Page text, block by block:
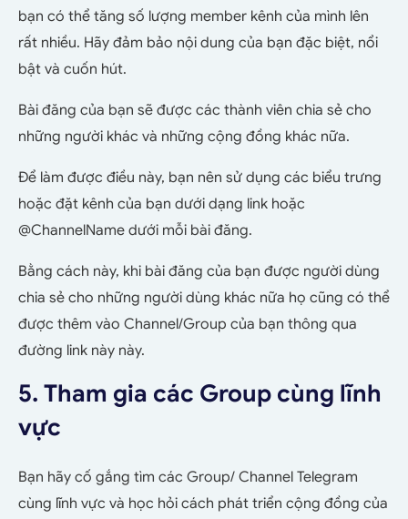
bạn có thể tăng số lượng member kênh của mình lên
rất nhiều. Hãy đảm bảo nội dung của bạn đặc biệt, nổi
bật và cuốn hút.
Bài đăng của bạn sẽ được các thành viên chia sẻ cho
những người khác và những cộng đồng khác nữa.
Để làm được điều này, bạn nên sử dụng các biểu trưng
hoặc đặt kênh của bạn dưới dạng link hoặc
@ChannelName dưới mỗi bài đăng.
Bằng cách này, khi bài đăng của bạn được người dùng
chia sẻ cho những người dùng khác nữa họ cũng có thể
được thêm vào Channel/Group của bạn thông qua
đường link này này.
5. Tham gia các Group cùng lĩnh
vực
Bạn hãy cố gắng tìm các Group/ Channel Telegram
cùng lĩnh vực và học hỏi cách phát triển cộng đồng của